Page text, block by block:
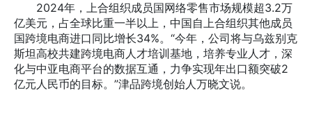
2024年，上合组织成员国网络零售市场规模超3.2万
亿美元，占全球比重一半以上，中国自上合组织其他成员
国跨境电商进口同比增长34%。“今年，公司将与乌兹别克
斯坦高校共建跨境电商人才培训基地，培养专业人才，深
化与中亚电商平台的数据互通，力争实现年出口额突破2
亿元人民币的目标。”津品跨境创始人万晓文说。